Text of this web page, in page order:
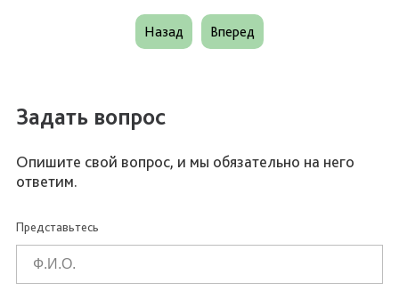
Назад Вперед
Задать вопрос
Опишите свой вопрос, и мы обязательно на него
ответим.
Представьтесь